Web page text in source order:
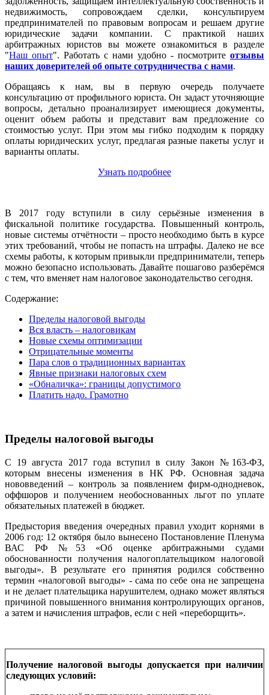
недвижимость, сопровождаем сделки, консультируем
предпринимателей по правовым вопросам и решаем другие
юридические задачи компании. С практикой наших
арбитражных юристов вы можете ознакомиться в разделе
"Наш опыт". Работать с нами удобно - посмотрите отзывы
наших доверителей об опыте сотрудничества с нами.
Обращаясь к нам, вы в первую очередь получаете
консультацию от профильного юриста. Он задаст уточняющие
вопросы, детально проанализирует имеющиеся документы,
оценит объем работы и представит вам предложение со
стоимостью услуг. При этом мы гибко подходим к порядку
оплаты юридических услуг, предлагая разные пакеты услуг и
варианты оплаты.
Узнать подробнее
В 2017 году вступили в силу серьёзные изменения в
фискальной политике государства. Повышенный контроль,
новые системы отчётности – просто необходимо быть в курсе
этих требований, чтобы не попасть на штрафы. Далеко не все
схемы работы, к которым привыкли предприниматели, теперь
можно безопасно использовать. Давайте пошагово разберёмся
с тем, что вменяет нам налоговое законодательство сегодня.
Содержание:
Пределы налоговой выгоды
Вся власть – налоговикам
Новые схемы оптимизации
Отрицательные моменты
Пара слов о традиционных вариантах
Явные признаки налоговых схем
«Обналичка»: границы допустимого
Платить надо. Грамотно
Пределы налоговой выгоды
С 19 августа 2017 года вступил в силу Закон №163-ФЗ,
которым внесены изменения в НК РФ. Основная задача
нововведений – контроль за появлением фирм-однодневок,
оффшоров и получением необоснованных льгот по уплате
обязательных платежей в бюджет.
Предыстория введения очередных правил уходит корнями в
2006 год: 12 октября было вынесено Постановление Пленума
ВАС РФ №53 «Об оценке арбитражными судами
обоснованности получения налогоплательщиком налоговой
выгоды». В результате его принятия родился собственно
термин «налоговой выгоды» - сама по себе она не запрещена
и не делает плательщика нарушителем, однако может являться
причиной повышенного внимания контролирующих органов,
а затем и начисления штрафов, если с ней «переборщить».
Получение налоговой выгоды допускается при наличии
следующих условий: